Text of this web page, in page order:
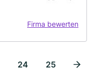
Firma bewerten
24 25